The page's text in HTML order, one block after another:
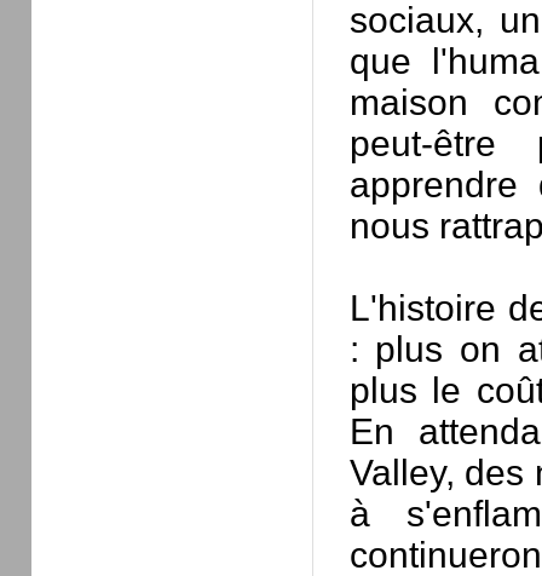
sociaux,
que
maison
peut-être
nous
L'histoire
: plus on
plus le
En
Valley, des
à